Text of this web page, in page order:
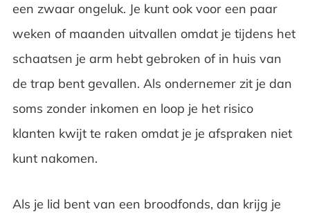
een zwaar ongeluk. Je kunt ook voor een paar
weken of maanden uitvallen omdat je tijdens het
schaatsen je arm hebt gebroken of in huis van
de trap bent gevallen. Als ondernemer zit je dan
soms zonder inkomen en loop je het risico
klanten kwijt te raken omdat je je afspraken niet
kunt nakomen.
Als je lid bent van een broodfonds, dan krijg je